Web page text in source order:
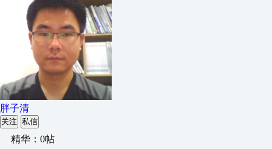
胖子清
关注 私信
精华：0帖